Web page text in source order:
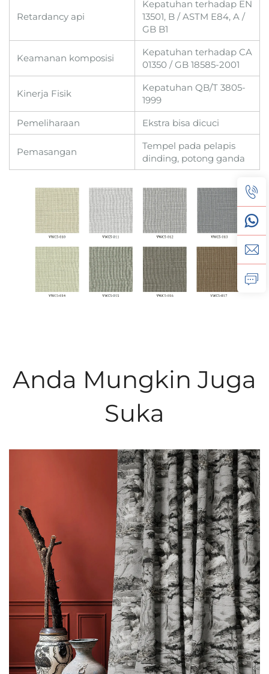
Retardancy api
Kepatuhan terhadap EN
13501, B / ASTM E84, A /
GB B1
Keamanan komposisi
Kepatuhan terhadap CA
01350 / GB 18585-2001
Kinerja Fisik
Kepatuhan QB/T 3805-
1999
Pemeliharaan
Ekstra bisa dicuci
Pemasangan
Tempel pada pelapis
dinding, potong ganda
Anda Mungkin Juga
Suka